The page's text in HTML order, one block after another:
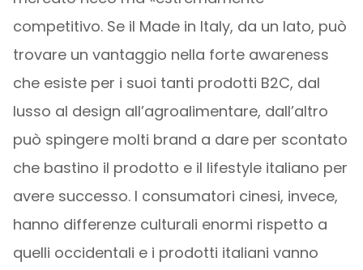
competitivo. Se il Made in Italy, da un lato, può
trovare un vantaggio nella forte awareness
che esiste per i suoi tanti prodotti B2C, dal
lusso al design all’agroalimentare, dall’altro
può spingere molti brand a dare per scontato
che bastino il prodotto e il lifestyle italiano per
avere successo. I consumatori cinesi, invece,
hanno differenze culturali enormi rispetto a
quelli occidentali e i prodotti italiani vanno